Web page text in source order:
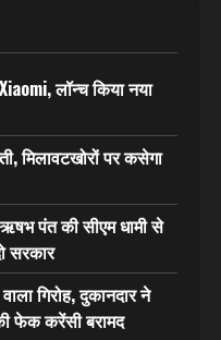
लॉन्च किया नया
मिलावटखोरों पर कसेगा
पंत की सीएम धामी से
सरकार
गिरोह, दुकानदार ने
फेक करेंसी बरामद